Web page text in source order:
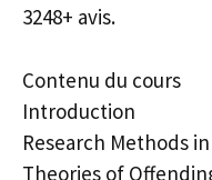
3248+ avis.
Contenu du cours
Introduction
Research Methods
Theories of